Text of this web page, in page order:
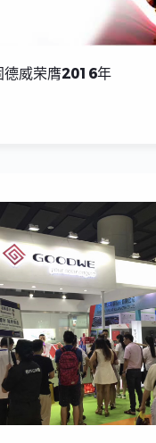
德威荣膺2016年